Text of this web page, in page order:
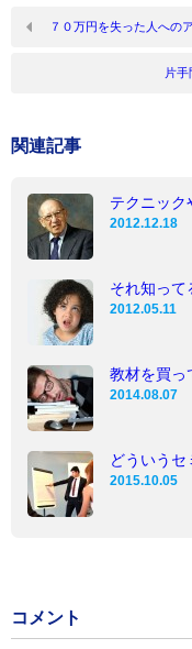
７０万円を失った人への
片
関連記事
テクニック
2012.12.18
それ知って
2012.05.11
教材を買っ
2014.08.07
どういうセ
2015.10.05
コメント